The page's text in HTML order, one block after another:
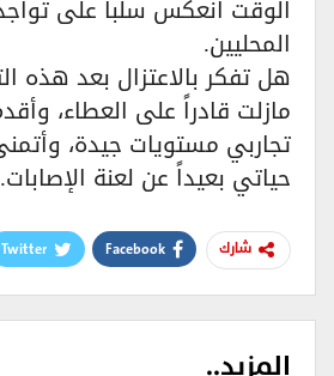
الوقت انعكس سلباً على تواجد
المحليين.
هل تفكر بالاعتزال بعد هذه
مازلت قادراً على العطاء،
تجاربي مستويات جيدة،
حياتي بعيداً عن لعنة الإصابات.
شارك Facebook
Twitter
المزيد..